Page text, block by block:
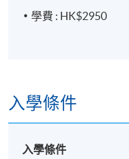
學費 : HK$2950
入學條件
入學條件